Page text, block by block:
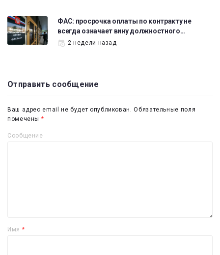
ФАС: просрочка оплаты по контракту не
всегда означает вину должностного…
2 недели назад
Отправить сообщение
Ваш адрес email не будет опубликован. Обязательные поля
помечены *
Сообщение
Имя *